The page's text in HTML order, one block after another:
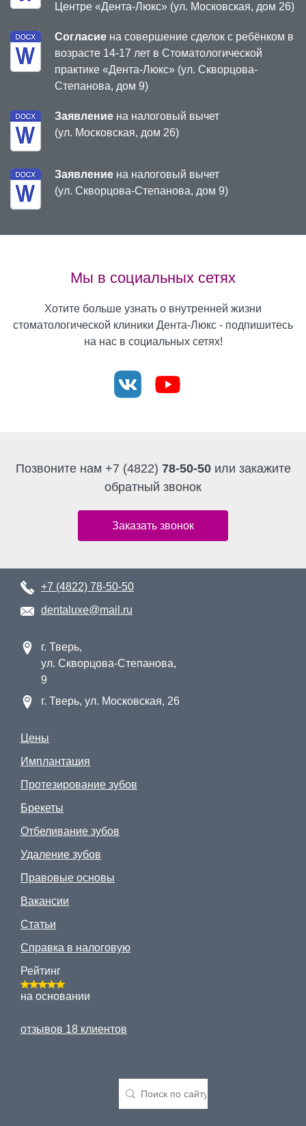
Центре «Дента-Люкс» (ул. Московская, дом 26)
Согласие на совершение сделок с ребёнком в
возрасте 14-17 лет в Стоматологической
практике «Дента-Люкс» (ул. Скворцова-
Степанова, дом 9)
Заявление на налоговый вычет
(ул. Московская, дом 26)
Заявление на налоговый вычет
(ул. Скворцова-Степанова, дом 9)
Мы в социальных сетях
Хотите больше узнать о внутренней жизни
стоматологической клиники Дента-Люкс - подпишитесь
на нас в социальных сетях!
Позвоните нам +7 (4822) 78-50-50или закажите
обратный звонок
Заказать звонок
+7 (4822) 78-50-50
dentaluxe@mail.ru
г. Тверь,
ул. Скворцова-Степанова,
9
г. Тверь, ул. Московская, 26
Цены
Имплантация
Протезирование зубов
Брекеты
Отбеливание зубов
Удаление зубов
Правовые основы
Вакансии
Статьи
Справка в налоговую
Рейтинг
на основании
отзывов 18 клиентов